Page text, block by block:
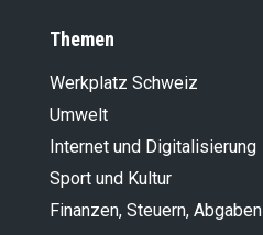
Themen
Werkplatz Schweiz
Umwelt
Internet und Digitalisierung
Sport und Kultur
Finanzen, Steuern, Abgaben